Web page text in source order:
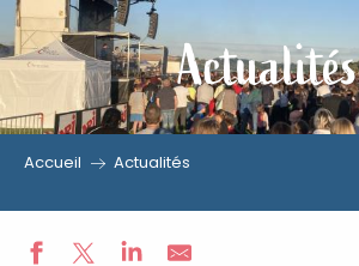
Aller
au
contenu
principal
Actualités
Accueil Actualités